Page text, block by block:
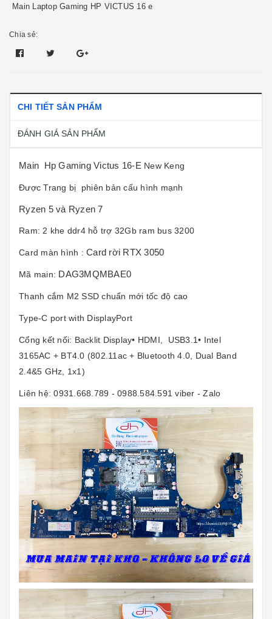
Main Laptop Gaming HP VICTUS 16 e
Chia sẻ:
CHI TIẾT SẢN PHẨM
ĐÁNH GIÁ SẢN PHẨM
Main Hp Gaming Victus 16-E New Keng
Được Trang bị phiên bản cấu hình mạnh
Ryzen 5và Ryzen 7
Ram: 2 khe ddr4 hỗ trợ 32Gb ram bus 3200
Card màn hình : Card rời RTX 3050
Mã main: DAG3MQMBAE0
Thanh cắm M2 SSD chuẩn mới tốc độ cao
Type-C port with DisplayPort
Cổng kết nối: Backlit Display• HDMI, USB3.1• Intel
3165AC + BT4.0 (802.11ac + Bluetooth 4.0, Dual Band
2.4&5 GHz, 1x1)
Liên hệ: 0931.668.789 - 0988.584.591 viber - Zalo